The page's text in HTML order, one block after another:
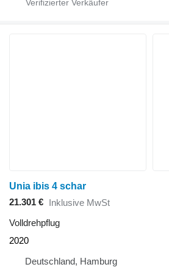
Unia ibis 4 schar
21.301 € Inklusive MwSt
Volldrehpflug
2020
Deutschland, Hamburg